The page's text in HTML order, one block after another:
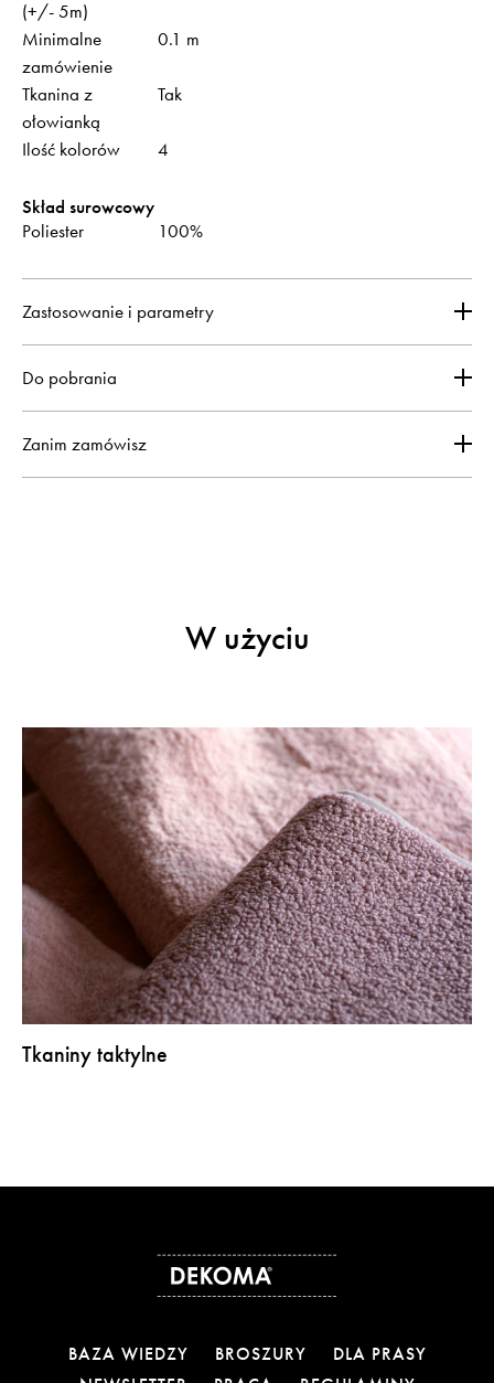
(+/- 5m)
Minimalne
zamówienie
0.1 m
Tkanina z
ołowianką
Tak
Ilość kolorów 4
Skład surowcowy
Poliester 100%
Zastosowanie i parametry
Do pobrania
Zanim zamówisz
W użyciu
Tkaniny taktylne
BAZA WIEDZY BROSZURY
DLA PRASY